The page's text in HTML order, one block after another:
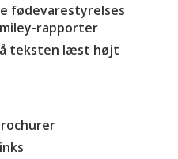
fødevarestyrelses
rapporter
teksten læst højt